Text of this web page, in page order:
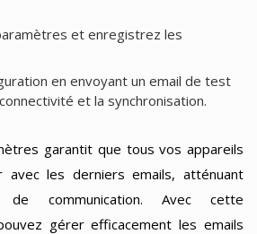
et enregistrez les
en envoyant un email de test
et la synchronisation.
garantit que tous vos appareils
les derniers emails, atténuant
communication. Avec cette
gérer efficacement les emails